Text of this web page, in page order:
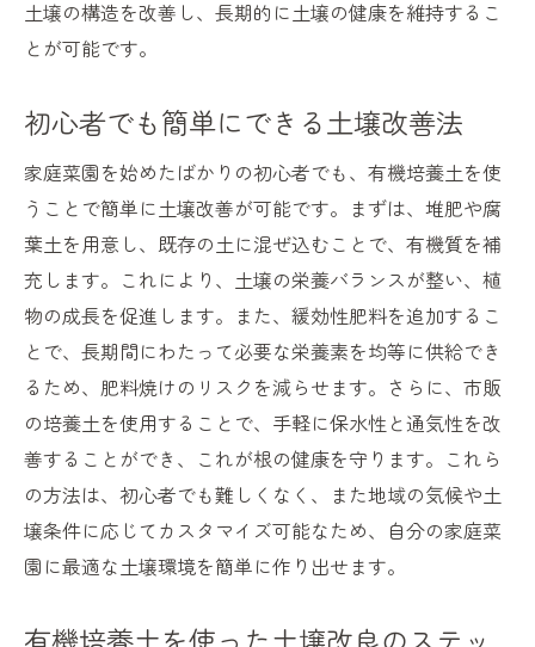
土壌の構造を改善し、長期的に土壌の健康を維持するこ
とが可能です。
初心者でも簡単にできる土壌改善法
家庭菜園を始めたばかりの初心者でも、有機培養土を使
うことで簡単に土壌改善が可能です。まずは、堆肥や腐
葉土を用意し、既存の土に混ぜ込むことで、有機質を補
充します。これにより、土壌の栄養バランスが整い、植
物の成長を促進します。また、緩効性肥料を追加するこ
とで、長期間にわたって必要な栄養素を均等に供給でき
るため、肥料焼けのリスクを減らせます。さらに、市販
の培養土を使用することで、手軽に保水性と通気性を改
善することができ、これが根の健康を守ります。これら
の方法は、初心者でも難しくなく、また地域の気候や土
壌条件に応じてカスタマイズ可能なため、自分の家庭菜
園に最適な土壌環境を簡単に作り出せます。